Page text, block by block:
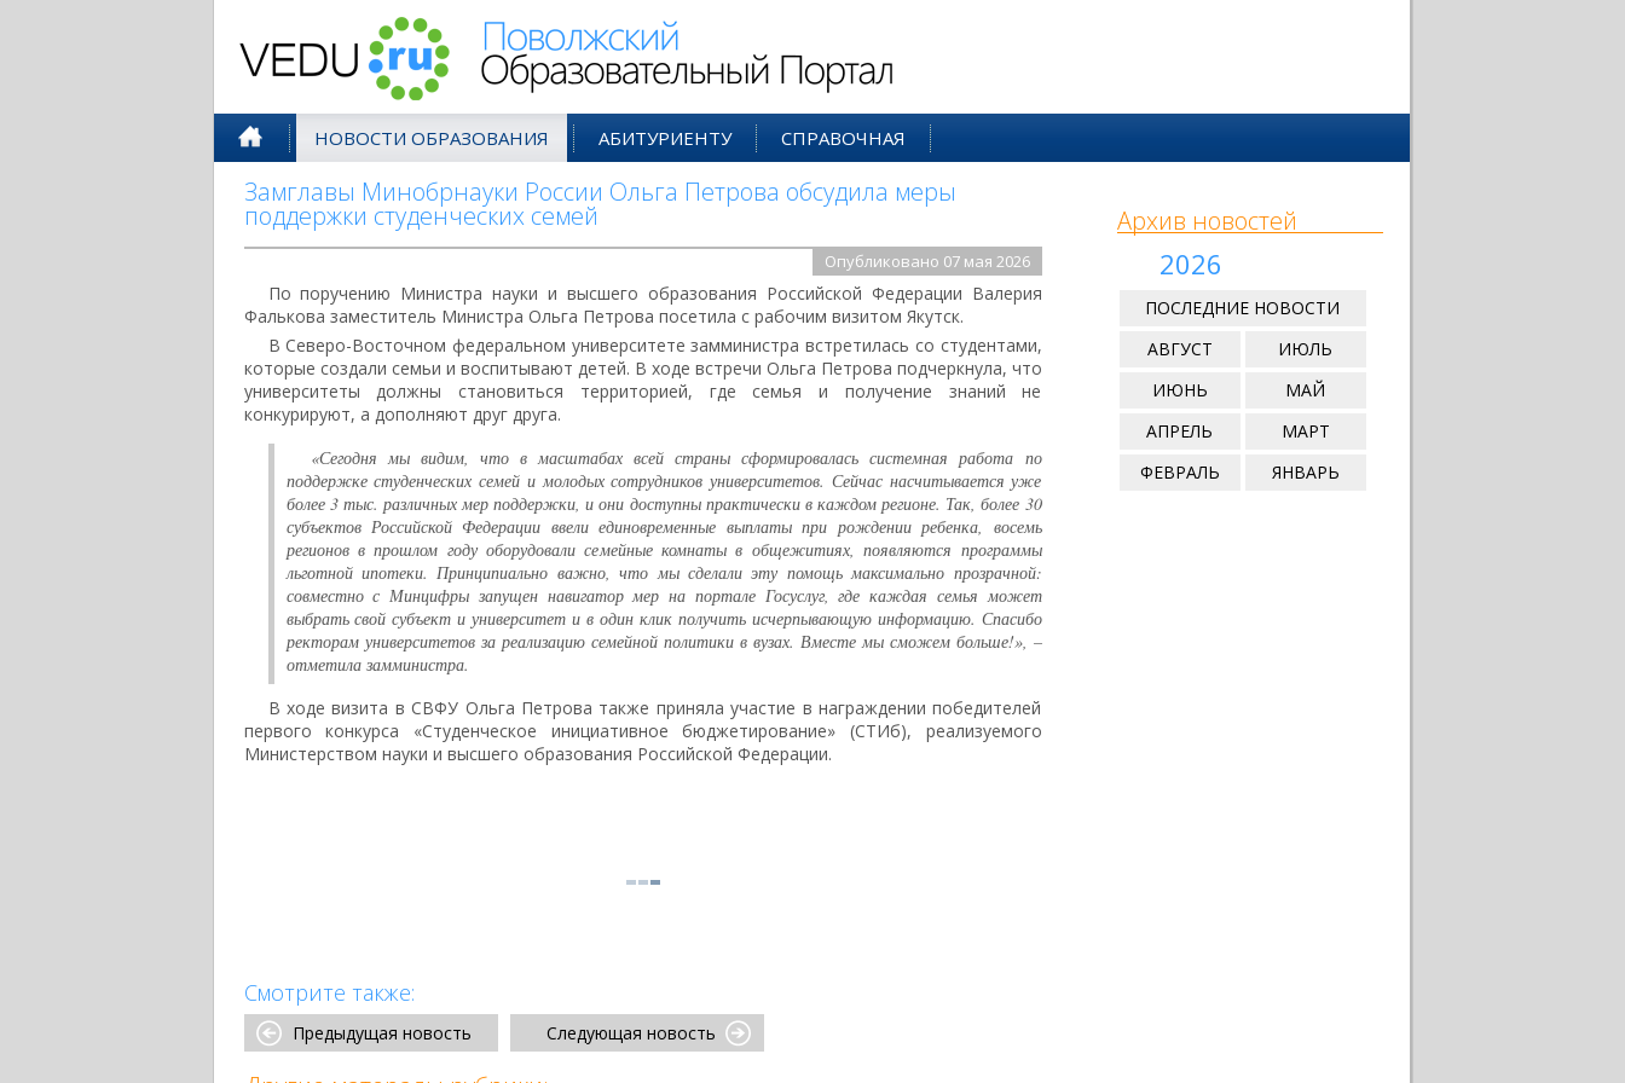
НОВОСТИ ОБРАЗОВАНИЯ АБИТУРИЕНТУ СПРАВОЧНАЯ
Замглавы Минобрнауки России Ольга Петрова обсудила меры
поддержки студенческих семей
Опубликовано 07 мая 2026
По поручению Министра науки и высшего образования Российской Федерации Валерия
Фалькова заместитель Министра Ольга Петрова посетила с рабочим визитом Якутск.
В Северо-Восточном федеральном университете замминистра встретилась со студентами,
которые создали семьи и воспитывают детей. В ходе встречи Ольга Петрова подчеркнула, что
университеты должны становиться территорией, где семья и получение знаний не
конкурируют, а дополняют друг друга.
«Сегодня мы видим, что в масштабах всей страны сформировалась системная работа по
поддержке студенческих семей и молодых сотрудников университетов. Сейчас насчитывается уже
более 3 тыс. различных мер поддержки, и они доступны практически в каждом регионе. Так, более 30
субъектов Российской Федерации ввели единовременные выплаты при рождении ребенка, восемь
регионов в прошлом году оборудовали семейные комнаты в общежитиях, появляются программы
льготной ипотеки. Принципиально важно, что мы сделали эту помощь максимально прозрачной:
совместно с Минцифры запущен навигатор мер на портале Госуслуг, где каждая семья может
выбрать свой субъект и университет и в один клик получить исчерпывающую информацию. Спасибо
ректорам университетов за реализацию семейной политики в вузах. Вместе мы сможем больше!», –
отметила замминистра.
В ходе визита в СВФУ Ольга Петрова также приняла участие в награждении победителей
первого конкурса «Студенческое инициативное бюджетирование» (СТИб), реализуемого
Министерством науки и высшего образования Российской Федерации.
Смотрите также:
Предыдущая новость Следующая новость
Архив новостей
2026
ПОСЛЕДНИЕ НОВОСТИ
АВГУСТ
ИЮЛЬ
ИЮНЬ
МАЙ
АПРЕЛЬ
МАРТ
ФЕВРАЛЬ
ЯНВАРЬ